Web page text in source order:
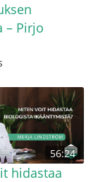
– Pirjo
56:24
hidastaa